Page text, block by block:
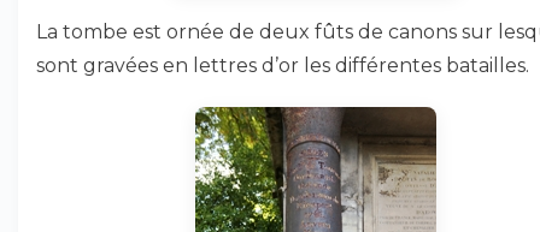
La tombe est ornée de deux fûts de canons sur
sont gravées en lettres d’or les différentes batailles.